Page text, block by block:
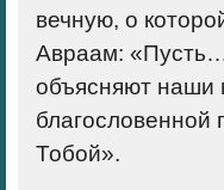
вечную, о
Авраам:
объясняют наши
благословенной
Тобой».